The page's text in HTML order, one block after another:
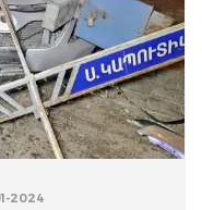
2024